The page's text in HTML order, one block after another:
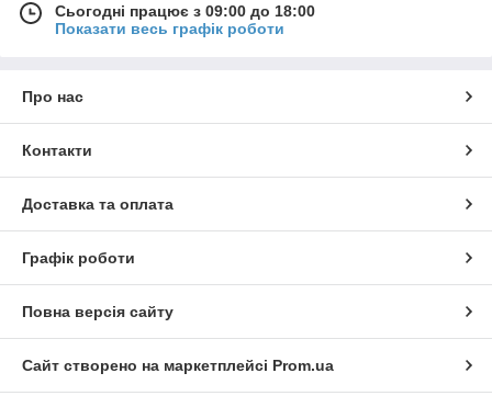
Сьогодні працює з 09:00 до 18:00
Показати весь графік роботи
Про нас
Контакти
Доставка та оплата
Графік роботи
Повна версія сайту
Сайт створено на маркетплейсі Prom.ua